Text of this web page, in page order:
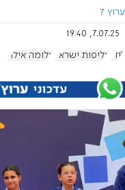
ערוץ 7
7.07.25, 19:40
ג'ודו אליפות ישראל אלומה אילוז